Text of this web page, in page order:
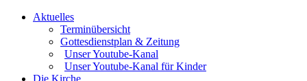
Aktuelles
Terminübersicht
Gottesdienstplan & Zeitung
Unser Youtube-Kanal
Unser Youtube-Kanal für Kinder
Die Kirche